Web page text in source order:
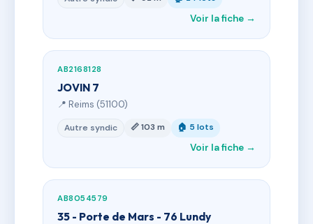
Voir la fiche →
AB2168128
JOVIN 7
📍 Reims (51100)
Autre syndic 📏 103 m 🏠 5 lots
Voir la fiche →
AB8054579
35 - Porte de Mars - 76 Lundy